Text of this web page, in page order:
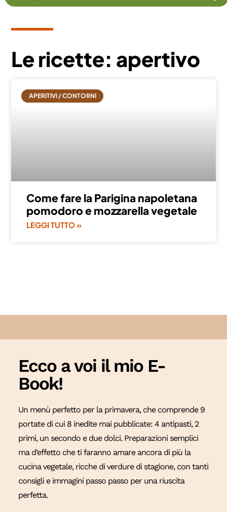
Le ricette: apertivo
APERITIVI / CONTORNI
Come fare la Parigina napoletana
pomodoro e mozzarella vegetale
LEGGI TUTTO »
Ecco a voi il mio E-
Book!
Un menù perfetto per la primavera, che comprende 9
portate di cui 8 inedite mai pubblicate: 4 antipasti, 2
primi, un secondo e due dolci. Preparazioni semplici
ma d’effetto che ti faranno amare ancora di più la
cucina vegetale, ricche di verdure di stagione, con tanti
consigli e immagini passo passo per una riuscita
perfetta.